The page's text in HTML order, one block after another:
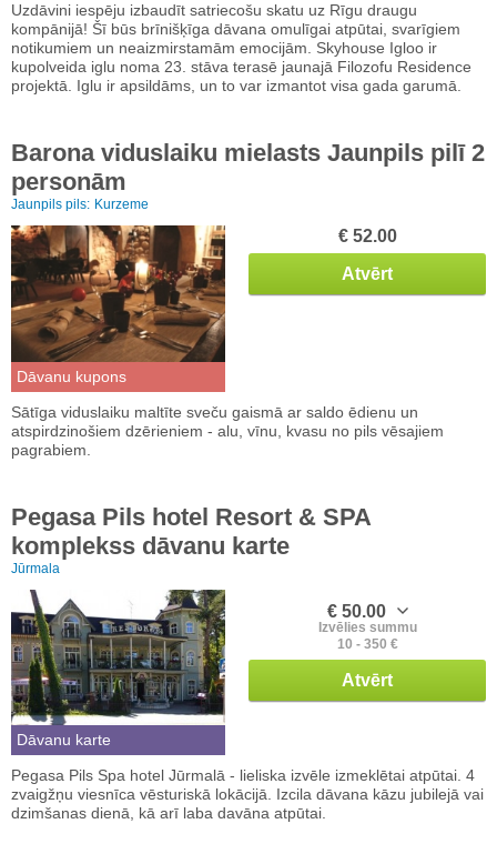
Uzdāvini iespēju izbaudīt satriecošu skatu uz Rīgu draugu
kompānijā! Šī būs brīnišķīga dāvana omulīgai atpūtai, svarīgiem
notikumiem un neaizmirstamām emocijām. Skyhouse Igloo ir
kupolveida iglu noma 23. stāva terasē jaunajā Filozofu Residence
projektā. Iglu ir apsildāms, un to var izmantot visa gada garumā.
Barona viduslaiku mielasts Jaunpils pilī 2
personām
Jaunpils pils: Kurzeme
Dāvanu kupons
€ 52.00
Atvērt
Sātīga viduslaiku maltīte sveču gaismā ar saldo ēdienu un
atspirdzinošiem dzērieniem - alu, vīnu, kvasu no pils vēsajiem
pagrabiem.
Pegasa Pils hotel Resort & SPA
komplekss dāvanu karte
Jūrmala
Dāvanu karte
€ 50.00
Izvēlies summu
10 - 350 €
Atvērt
Pegasa Pils Spa hotel Jūrmalā - lieliska izvēle izmeklētai atpūtai. 4
zvaigžņu viesnīca vēsturiskā lokācijā. Izcila dāvana kāzu jubilejā vai
dzimšanas dienā, kā arī laba davāna atpūtai.